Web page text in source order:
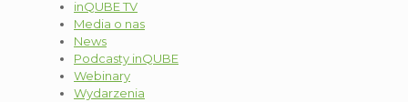
inQUBE TV
Media o nas
News
Podcasty inQUBE
Webinary
Wydarzenia